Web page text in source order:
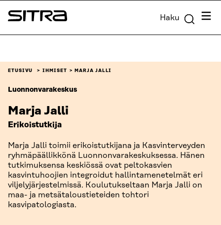
Siirry
suoraan
Sitra Haku
ETUSIVU IHMISET MARJA JALLI
Luonnonvarakeskus
Marja Jalli
Erikoistutkija
Marja Jalli toimii erikoistutkijana ja Kasvinterveyden
ryhmäpäällikkönä Luonnonvarakeskuksessa. Hänen
tutkimuksensa keskiössä ovat peltokasvien
kasvintuhoojien integroidut hallintamenetelmät eri
viljelyjärjestelmissä. Koulutukseltaan Marja Jalli on
maa- ja metsätaloustieteiden tohtori
kasvipatologiasta.